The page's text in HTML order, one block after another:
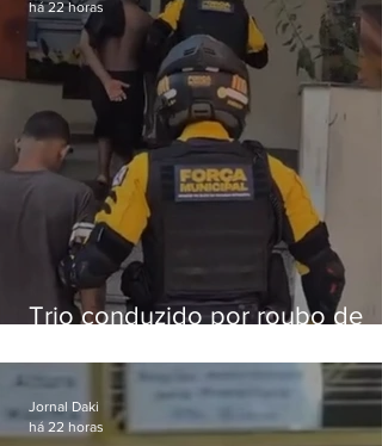
Trio conduzido por roubo de
passagens
há 22 horas
Jornal Daki
há 22 horas